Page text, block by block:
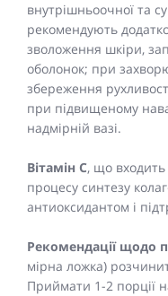
внутрішньоочної та
рекомендують
зволоження шкіри,
оболонок; при
збереження
при підвищеному
надмірній вазі.
Вітамін С, що
процесу синтезу
антиоксидантом і
Рекомендації щодо
мірна ложка)
Приймати 1-2 порції